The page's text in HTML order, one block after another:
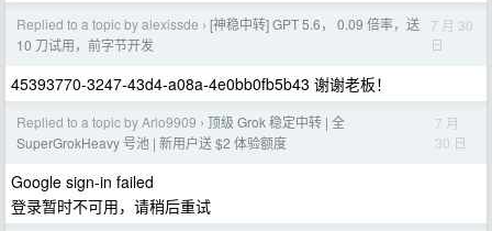
Replied to a topic by alexissde › [神稳中转] GPT 5.6， 0.09 倍率，送
10 刀试用，前字节开发
7 月 30
日
45393770-3247-43d4-a08a-4e0bb0fb5b43 谢谢老板！
Replied to a topic by Arlo9909 › 顶级 Grok 稳定中转 | 全
SuperGrokHeavy 号池 | 新用户送 $2 体验额度
7 月
30 日
Google sign-in failed
登录暂时不可用，请稍后重试